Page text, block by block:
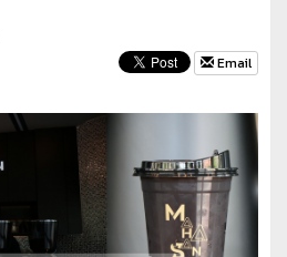
Email